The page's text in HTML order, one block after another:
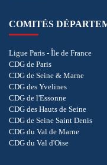
COMITÉS
Ligue Paris - Île de France
CDG de Paris
CDG de Seine & Marne
CDG des Yvelines
CDG de l'Essonne
CDG des Hauts de Seine
CDG de Seine Saint Denis
CDG du Val de Marne
CDG du Val d'Oise